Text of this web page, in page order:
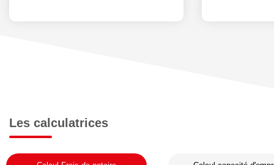
Les calculatrices